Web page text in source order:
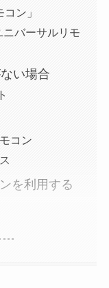
ン」
バーサルリモ
い場合
コン
を利用する